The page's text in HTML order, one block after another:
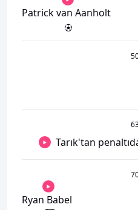
Patrick van Aanholt
Tarık'tan
Ryan Babel